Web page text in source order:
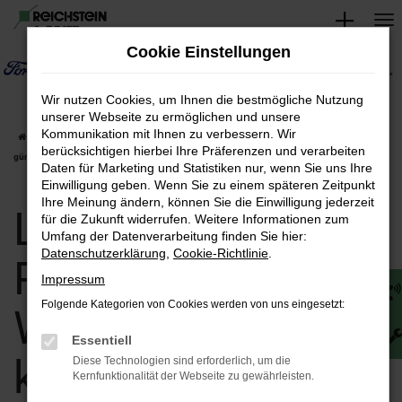
Zum
springen
Startseite Weimar Land Rover
Land Rover Range Rover Evoque in Weimar
günstig kaufen | Lieferservice nach Weimar
Land Rover Range
Rover Evoque in
Weimar günstig
kaufen |
Cookie Einstellungen
Wir nutzen Cookies, um Ihnen die bestmögliche Nutzung
unserer Webseite zu ermöglichen und unsere
Kommunikation mit Ihnen zu verbessern. Wir
berücksichtigen hierbei Ihre Präferenzen und verarbeiten
Daten für Marketing und Statistiken nur, wenn Sie uns Ihre
Einwilligung geben. Wenn Sie zu einem späteren Zeitpunkt
Ihre Meinung ändern, können Sie die Einwilligung jederzeit
für die Zukunft widerrufen. Weitere Informationen zum
Umfang der Datenverarbeitung finden Sie hier:
Datenschutzerklärung Cookie-Richtlinie
Impressum
Folgende Kategorien von Cookies werden von uns eingesetzt:
Essentiell
Diese Technologien sind erforderlich, um die
Kernfunktionalität der Webseite zu gewährleisten.